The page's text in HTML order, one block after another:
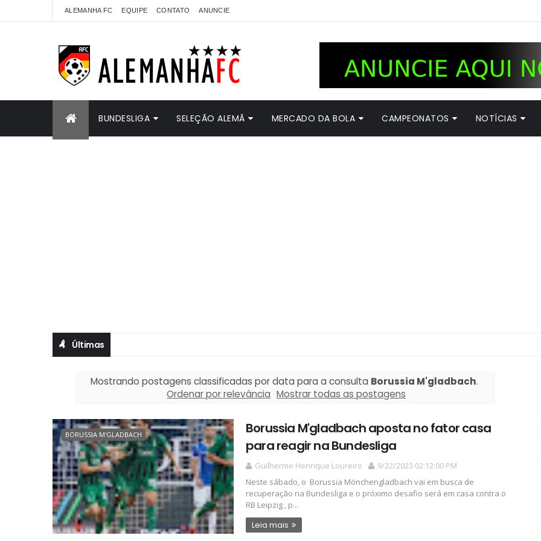
ALEMANHA FC EQUIPE CONTATO ANUNCIE
BUNDESLIGA SELEÇÃO ALEMÃ MERCADO DA BOLA CAMPEONATOS NOTÍCIAS
Últimas
Mostrando postagens classificadas por data para a consulta Borussia M'gladbach.
Ordenar por relevância Mostrar todas as postagens
BORUSSIA M'GLADBACH
Borussia M'gladbach aposta no fator casa
para reagir na Bundesliga
Guilherme Henrique Loureiro
9/22/2023 02:12:00 PM
Neste sábado, o Borussia Mönchengladbach vai em busca de
recuperação na Bundesliga e o próximo desafio será em casa contra o
RB Leipzig , p...
Leia mais